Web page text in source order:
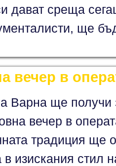
дават среща
ще
вечер в
Варна ще
вечер в
традиция ще
изискания стил